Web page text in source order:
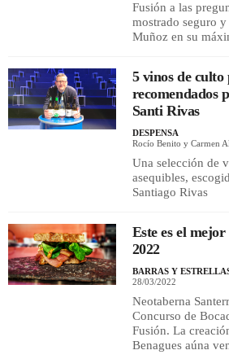
Fusión a las
mostrado seguro
Muñoz en su
5 vinos de culto
recomendados
Santi Rivas
DESPENSA
Rocío Benito y Carmen
Una selección de
asequibles,
Santiago Rivas
Este es el
2022
BARRAS Y
28/03/2022
Neotaberna
Concurso de
Fusión. La
Benagues aúna